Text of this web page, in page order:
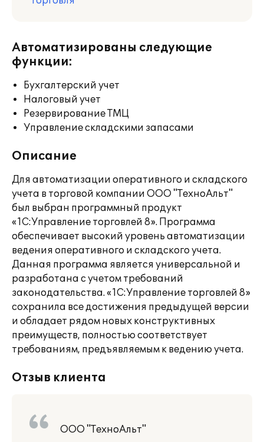
Автоматизированы следующие
функции:
Бухгалтерский учет
Налоговый учет
Резервирование ТМЦ
Управление складскими запасами
Описание
Для автоматизации оперативного и складского
учета в торговой компании ООО "ТехноАльт"
был выбран программный продукт
«1С:Управление торговлей 8». Программа
обеспечивает высокий уровень автоматизации
ведения оперативного и складского учета.
Данная программа является универсальной и
разработана с учетом требований
законодательства. «1С:Управление торговлей 8»
сохранила все достижения предыдущей версии
и обладает рядом новых конструктивных
преимуществ, полностью соответствует
требованиям, предъявляемым к ведению учета.
Отзыв клиента
ООО "ТехноАльт"